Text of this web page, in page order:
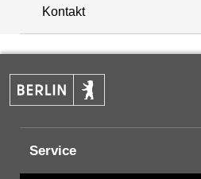
Vor-Ort-Parameter
Desktopversion der Website
+
−
Kontakt
Service